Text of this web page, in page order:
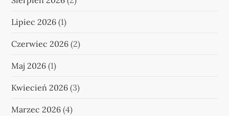
Lipiec 2026 (1)
Czerwiec 2026 (2)
Maj 2026 (1)
Kwiecień 2026 (3)
Marzec 2026 (4)